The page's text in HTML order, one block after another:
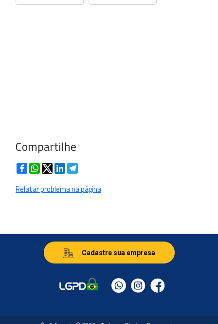
Compartilhe
FacebookWhatsApp
TwitterLinkedIn
Relatar problema na página
Cadastre sua empresa